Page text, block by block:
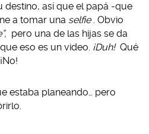
destino, así que el papá -que
a tomar una selfie . Obvio
pero una de las hijas se da
eso es un video. ¡Duh! Qué
estaba planeando… pero